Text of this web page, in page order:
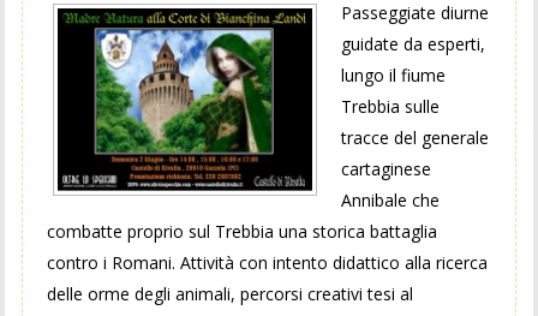
Passeggiate diurne
guidate da esperti,
lungo il fiume
Trebbia sulle
tracce del generale
cartaginese
Annibale che
combatte proprio sul Trebbia una storica battaglia
contro i Romani. Attività con intento didattico alla ricerca
delle orme degli animali, percorsi creativi tesi al